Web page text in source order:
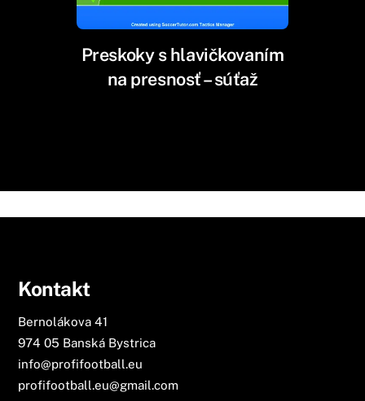
Preskoky s hlavičkovaním
na presnosť – súťaž
Kontakt
Bernolákova 41
974 05 Banská Bystrica
info@profifootball.eu
profifootball.eu@gmail.com